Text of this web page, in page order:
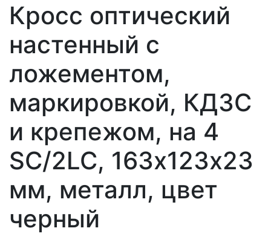
Кросс оптический
настенный с
ложементом,
маркировкой, КДЗС
и крепежом, на 4
SC/2LC, 163х123х23
мм, металл, цвет
черный